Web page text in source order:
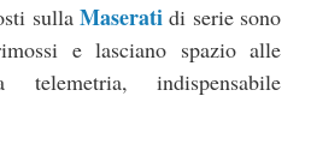
sulla Maseratidi serie sono
e lasciano spazio alle
telemetria, indispensabile